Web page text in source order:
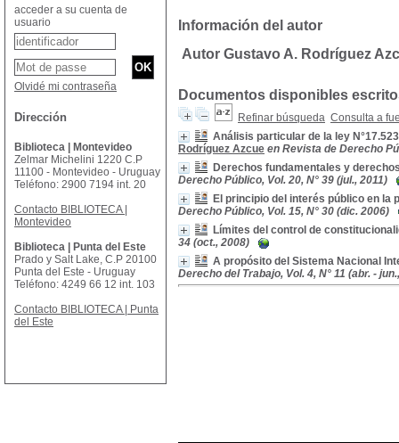
Información del autor
Autor Gustavo A. Rodríguez
Documentos disponibles
Refinar búsqueda Consulta a
Análisis particular de la ley
Rodríguez Azcue en Revista de Derecho
Derechos fundamentales y
Derecho Público, Vol. 20, N° 39 (jul., 2011)
El principio del interés público en
Derecho Público, Vol. 15, N° 30 (dic. 2006)
Límites del control de
34 (oct., 2008)
A propósito del Sistema Nacional
Derecho del Trabajo, Vol. 4, N° 11 (abr. -
acceder a su cuenta de
usuario
Olvidé mi contraseña
Dirección
Biblioteca | Montevideo
Zelmar Michelini 1220 C.P
11100 - Montevideo - Uruguay
Teléfono: 2900 7194 int. 20
Contacto BIBLIOTECA |
Montevideo
Biblioteca | Punta del Este
Prado y Salt Lake, C.P 20100
Punta del Este - Uruguay
Teléfono: 4249 66 12 int. 103
Contacto BIBLIOTECA | Punta
del Este